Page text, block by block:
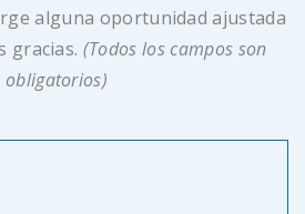
alguna oportunidad ajustada
gracias. (Todos los campos son
obligatorios)